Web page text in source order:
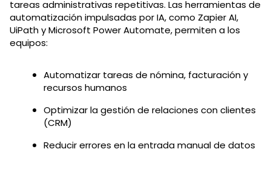
tareas administrativas repetitivas. Las herramientas de
automatización impulsadas por IA, como Zapier AI,
UiPath y Microsoft Power Automate, permiten a los
equipos:
Automatizar tareas de nómina, facturación y
recursos humanos
Optimizar la gestión de relaciones con clientes
(CRM)
Reducir errores en la entrada manual de datos